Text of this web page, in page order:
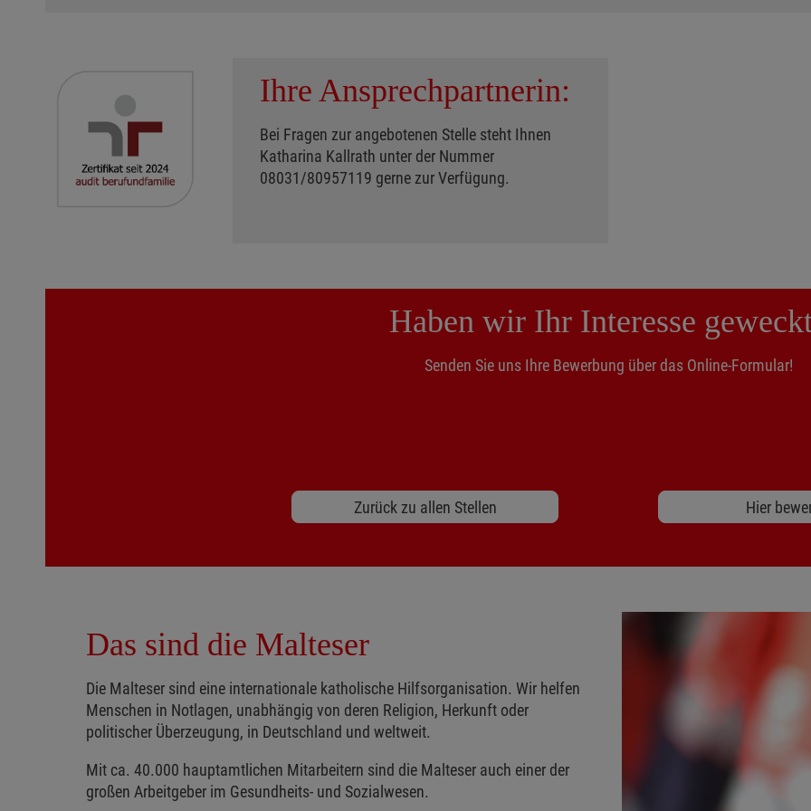
Ihre Ansprechpartnerin:
Bei Fragen zur angebotenen Stelle steht Ihnen
Katharina Kallrath unter der Nummer
08031/80957119 gerne zur Verfügung.
Haben wir Ihr Interesse
Senden Sie uns Ihre Bewerbung über das Online-Formular!
Zurück zu allen Stellen Hier
Das sind die Malteser
Die Malteser sind eine internationale katholische Hilfsorganisation. Wir helfen
Menschen in Notlagen, unabhängig von deren Religion, Herkunft oder
politischer Überzeugung, in Deutschland und weltweit.
Mit ca. 40.000 hauptamtlichen Mitarbeitern sind die Malteser auch einer der
großen Arbeitgeber im Gesundheits- und Sozialwesen.